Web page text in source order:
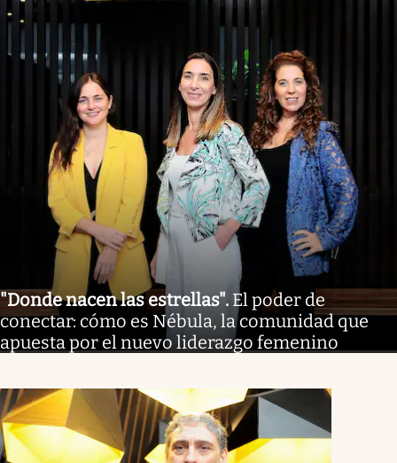
"Donde nacen las estrellas". El poder de
conectar: cómo es Nébula, la comunidad que
apuesta por el nuevo liderazgo femenino